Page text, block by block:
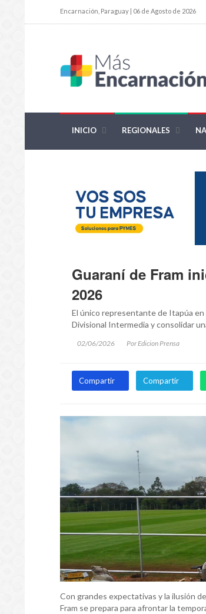
Encarnación, Paraguay | 06 de Agosto de 2026
INICIO REGIONALES
Guaraní de Fram
2026
El único representante de Itapúa en
Divisional Intermedia y consolidar
02/06/2026 Por Edicion Prensa
Compartir Compartir
Con grandes expectativas y la ilusión
Fram se prepara para afrontar la